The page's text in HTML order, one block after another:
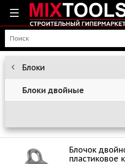
Блоки
Блоки двойные
Блочок
пластиковое